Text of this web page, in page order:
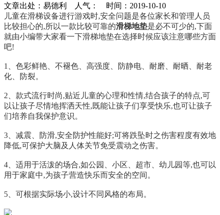
文章出处：易德利 人气：
时间：2019-10-10
儿童在滑梯设备进行游戏时,安全问题是各位家长和管理人员
比较担心的,所以一款比较可靠的滑梯地垫是必不可少的,下面
就由小编带大家看一下滑梯地垫在选择时候应该注意哪些方面
吧!
1、色彩鲜艳、不褪色、高强度、防静电、耐磨、耐晒、耐老
化、防裂。
2、款式流行时尚,贴近儿童的心理和性情,结合孩子的特点,可
以让孩子尽情地挥洒天性,既能让孩子们享受快乐,也可让孩子
们培养自我保护意识。
3、减震、防滑,安全防护性能好;可将跌坠时之伤害程度有效地
降低,可保护大脑及人体关节免受震动之伤害。
4、适用于活泼的场合,如公园、小区、超市、幼儿园等,也可以
用于家庭中,为孩子营造快乐而安全的空间。
5、可根据实际场小,设计不同风格的布局。